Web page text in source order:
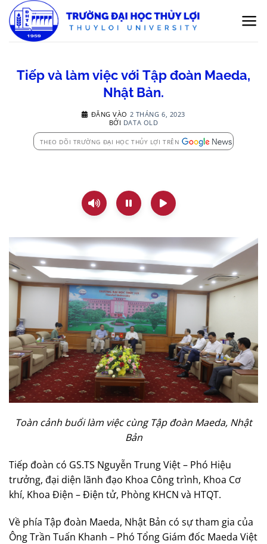
qua
nội
Tiếp và làm việc với Tập đoàn Maeda,
Nhật Bản.
ĐĂNG VÀO 2 THÁNG 6, 2023
BỞI DATA OLD
THEO DÕI TRƯỜNG ĐẠI HỌC THỦY LỢI TRÊN
Toàn cảnh buổi làm việc cùng Tập đoàn Maeda, Nhật
Bản
Tiếp đoàn có GS.TS Nguyễn Trung Việt – Phó Hiệu
trưởng, đại diện lãnh đạo Khoa Công trình, Khoa Cơ
khí, Khoa Điện – Điện tử, Phòng KHCN và HTQT.
Về phía Tập đoàn Maeda, Nhật Bản có sự tham gia của
Ông Trần Tuấn Khanh – Phó Tổng Giám đốc Maeda Việt